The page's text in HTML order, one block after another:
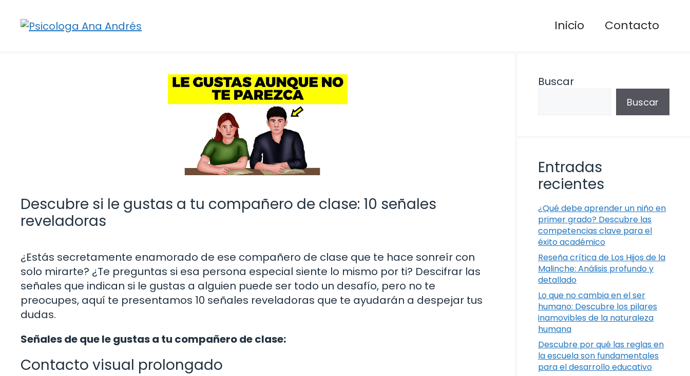
contenido
Inicio Contacto
Descubre si le gustas a tu compañero de clase: 10 señales
reveladoras
¿Estás secretamente enamorado de ese compañero de clase que te hace sonreír con
solo mirarte? ¿Te preguntas si esa persona especial siente lo mismo por ti? Descifrar las
señales que indican si le gustas a alguien puede ser todo un desafío, pero no te
preocupes, aquí te presentamos 10 señales reveladoras que te ayudarán a despejar tus
dudas.
Señales de que le gustas a tu compañero de clase:
Contacto visual prolongado
Buscar
Buscar
Entradas
recientes
¿Qué debe aprender un niño en
primer grado? Descubre las
competencias clave para el
éxito académico
Reseña crítica de Los Hijos de la
Malinche: Análisis profundo y
detallado
Lo que no cambia en el ser
humano: Descubre los pilares
inamovibles de la naturaleza
humana
Descubre por qué las reglas en
la escuela son fundamentales
para el desarrollo educativo